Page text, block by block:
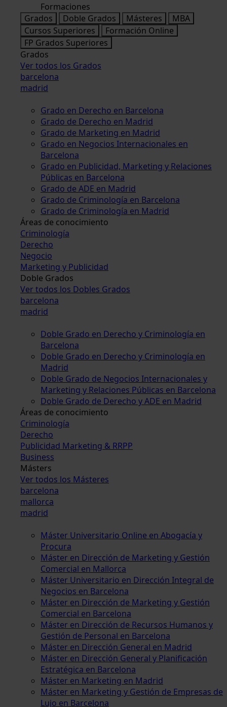
Formaciones
Grados
Doble Grados Másteres
MBA
Cursos Superiores
Formación Online
FP Grados Superiores
Grados
Ver todos los Grados
barcelona
madrid
Grado en Derecho en Barcelona
Grado de Derecho en Madrid
Grado de Marketing en Madrid
Grado en Negocios Internacionales en
Barcelona
Grado en Publicidad, Marketing y Relaciones
Públicas en Barcelona
Grado de ADE en Madrid
Grado de Criminología en Barcelona
Grado de Criminología en Madrid
Áreas de conocimiento
Criminología
Derecho
Negocio
Marketing y Publicidad
Doble Grados
Ver todos los Dobles Grados
barcelona
madrid
Doble Grado en Derecho y Criminología en
Barcelona
Doble Grado en Derecho y Criminología en
Madrid
Doble Grado de Negocios Internacionales y
Marketing y Relaciones Públicas en Barcelona
Doble Grado de Derecho y ADE en Madrid
Áreas de conocimiento
Criminología
Derecho
Publicidad Marketing & RRPP
Business
Másters
Ver todos los Másteres
barcelona
mallorca
madrid
Máster Universitario Online en Abogacía y
Procura
Máster en Dirección de Marketing y Gestión
Comercial en Mallorca
Máster Universitario en Dirección Integral de
Negocios en Barcelona
Máster en Dirección de Marketing y Gestión
Comercial en Barcelona
Máster en Dirección de Recursos Humanos y
Gestión de Personal en Barcelona
Máster en Dirección General en Madrid
Máster en Dirección General y Planificación
Estratégica en Barcelona
Máster en Marketing en Madrid
Máster en Marketing y Gestión de Empresas de
Lujo en Barcelona